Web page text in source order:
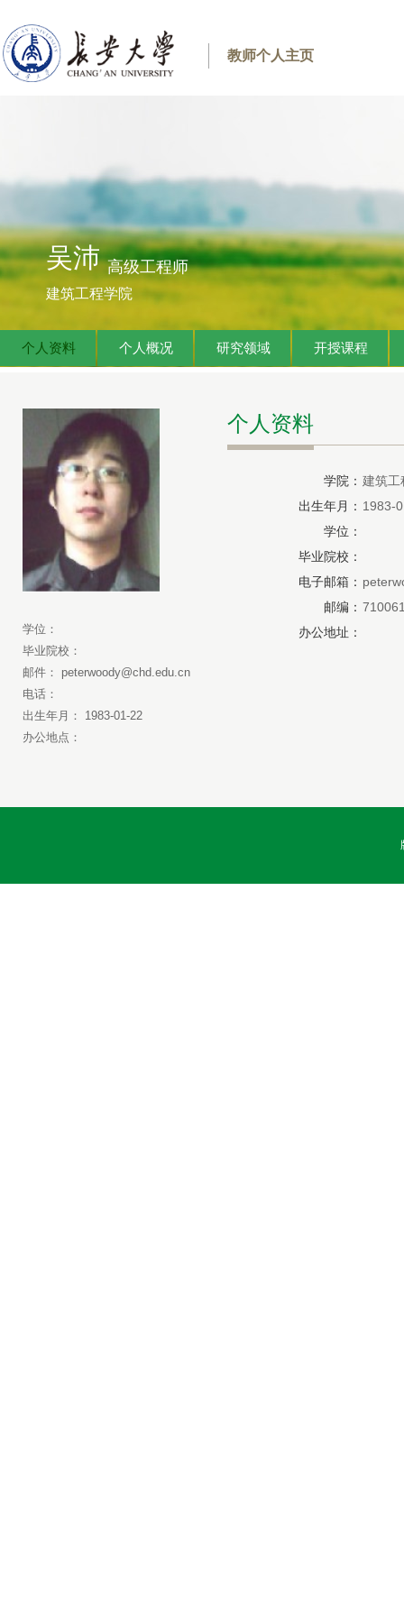
教师个人主页
吴沛高级工程师
建筑工程学院
个人资料 个人概况 研究领域 开授课程
学位：
毕业院校：
邮件： peterwoody@chd.edu.cn
电话：
出生年月： 1983-01-22
办公地点：
个人资料
学院： 建筑工
出生年月： 1983-
学位：
毕业院校：
电子邮箱：
邮编：
办公地址：